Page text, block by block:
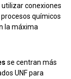
conexiones
químicos
la máxima
se centran más
UNF para